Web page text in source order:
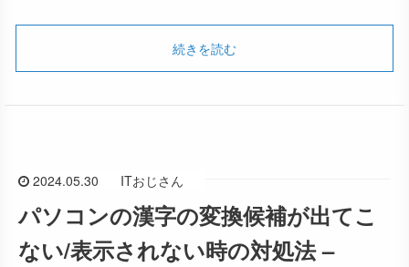
続きを読む
2024.05.30 ITおじさん
パソコンの漢字の変換候補が出てこ
ない/表示されない時の対処法 –